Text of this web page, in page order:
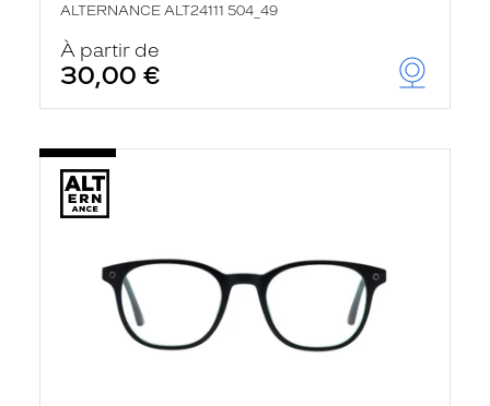
ALTERNANCE ALT24111 504_49
À partir de
30,00 €